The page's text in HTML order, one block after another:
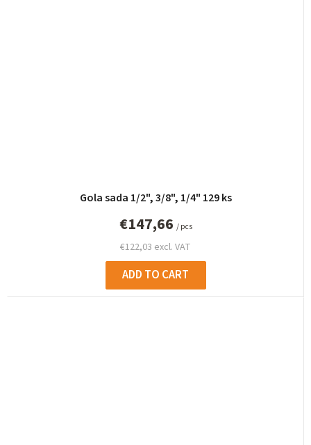
Gola sada 1/2", 3/8", 1/4" 129 ks
€122,03 excl. VAT
€147,66 / pcs
ADD TO CART